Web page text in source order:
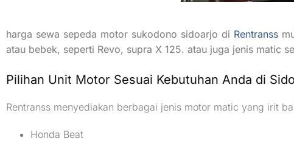
harga sewa sepeda motor sukodono sidoarjo di Rentranss
atau bebek, seperti Revo, supra X 125. atau juga jenis matic
Pilihan Unit Motor Sesuai Kebutuhan Anda di
Rentranss menyediakan berbagai jenis motor matic yang irit
Honda Beat